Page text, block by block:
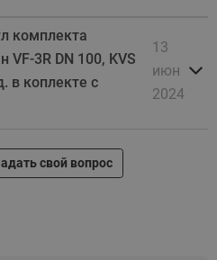
комплекта
VF-3R DN 100, KVS
в коплекте с
13
июн
2024
свой вопрос